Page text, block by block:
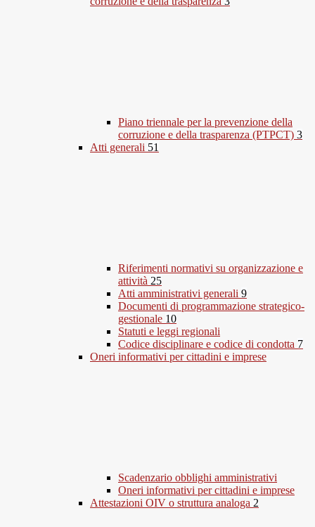
Piano triennale per la prevenzione della
corruzione e della trasparenza (PTPCT) 3
Atti generali 51
Riferimenti normativi su organizzazione e
attività 25
Atti amministrativi generali 9
Documenti di programmazione strategico-
gestionale 10
Statuti e leggi regionali
Codice disciplinare e codice di condotta 7
Oneri informativi per cittadini e imprese
Scadenzario obblighi amministrativi
Oneri informativi per cittadini e imprese
Attestazioni OIV o struttura analoga 2